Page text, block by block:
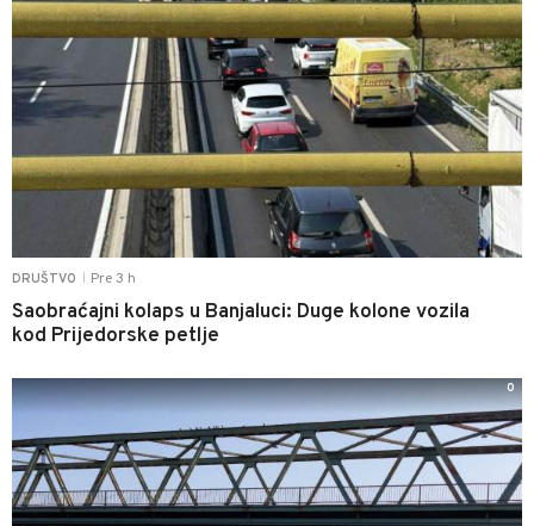
DRUŠTVO Pre 3 h
Saobraćajni kolaps u Banjaluci: Duge kolone vozila
kod Prijedorske petlje
0